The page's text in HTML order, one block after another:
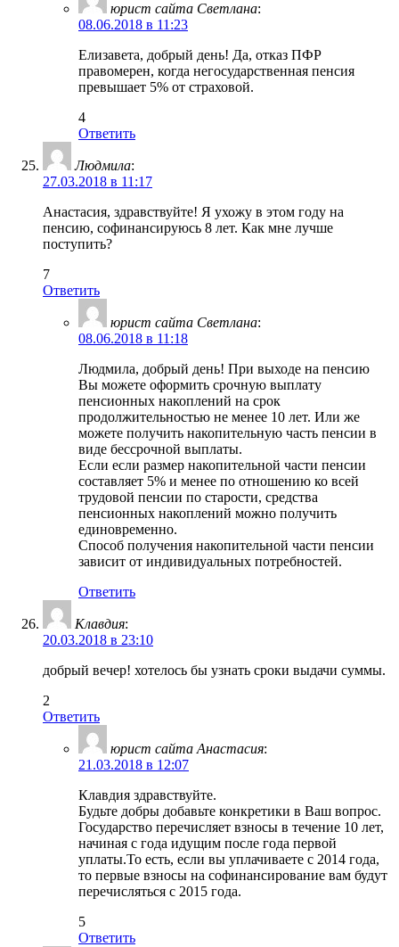
юрист сайта Светлана:
08.06.2018 в 11:23
Елизавета, добрый день! Да, отказ ПФР
правомерен, когда негосударственная пенсия
превышает 5% от страховой.
4
Ответить
Людмила:
27.03.2018 в 11:17
Анастасия, здравствуйте! Я ухожу в этом году на
пенсию, софинансируюсь 8 лет. Как мне лучше
поступить?
7
Ответить
юрист сайта Светлана:
08.06.2018 в 11:18
Людмила, добрый день! При выходе на пенсию
Вы можете оформить срочную выплату
пенсионных накоплений на срок
продолжительностью не менее 10 лет. Или же
можете получить накопительную часть пенсии в
виде бессрочной выплаты.
Если если размер накопительной части пенсии
составляет 5% и менее по отношению ко всей
трудовой пенсии по старости, средства
пенсионных накоплений можно получить
единовременно.
Способ получения накопительной части пенсии
зависит от индивидуальных потребностей.
Ответить
Клавдия:
20.03.2018 в 23:10
добрый вечер! хотелось бы узнать сроки выдачи суммы.
2
Ответить
юрист сайта Анастасия:
21.03.2018 в 12:07
Клавдия здравствуйте.
Будьте добры добавьте конкретики в Ваш вопрос.
Государство перечисляет взносы в течение 10 лет,
начиная с года идущим после года первой
уплаты.То есть, если вы уплачиваете с 2014 года,
то первые взносы на софинансирование вам будут
перечисляться с 2015 года.
5
Ответить